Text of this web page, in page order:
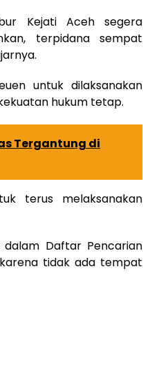
Kejati Aceh segera
terpidana sempat
untuk dilaksanakan
hukum tetap.
Tergantung di
terus melaksanakan
Daftar Pencarian
tidak ada tempat